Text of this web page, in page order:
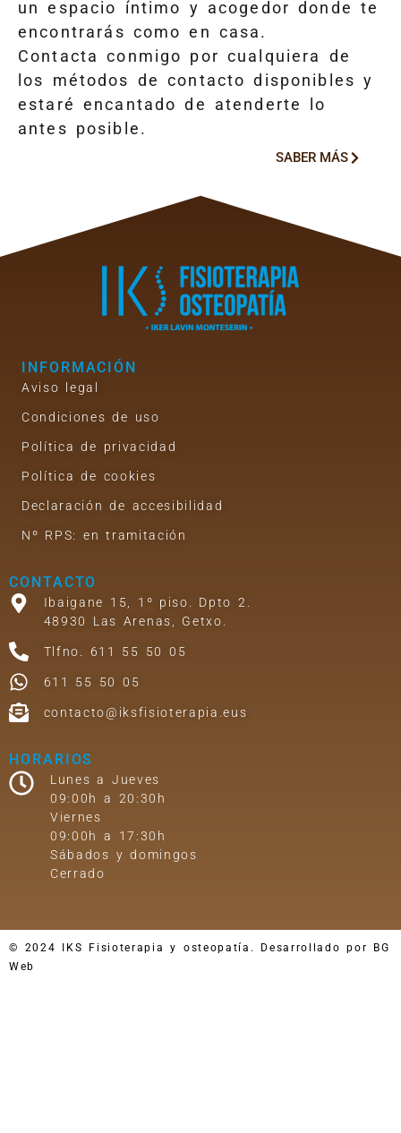
un espacio íntimo y acogedor donde te
encontrarás como en casa.
Contacta conmigo por cualquiera de
los métodos de contacto disponibles y
estaré encantado de atenderte lo
antes posible.
SABER MÁS
INFORMACIÓN
Aviso legal
Condiciones de uso
Política de privacidad
Política de cookies
Declaración de accesibilidad
Nº RPS: en tramitación
CONTACTO
Ibaigane 15, 1º piso. Dpto 2.
48930 Las Arenas, Getxo.
Tlfno. 611 55 50 05
611 55 50 05
contacto@iksfisioterapia.eus
HORARIOS
Lunes a Jueves
09:00h a 20:30h
Viernes
09:00h a 17:30h
Sábados y domingos
Cerrado
© 2024 IKS Fisioterapia y osteopatía. Desarrollado por BG
Web